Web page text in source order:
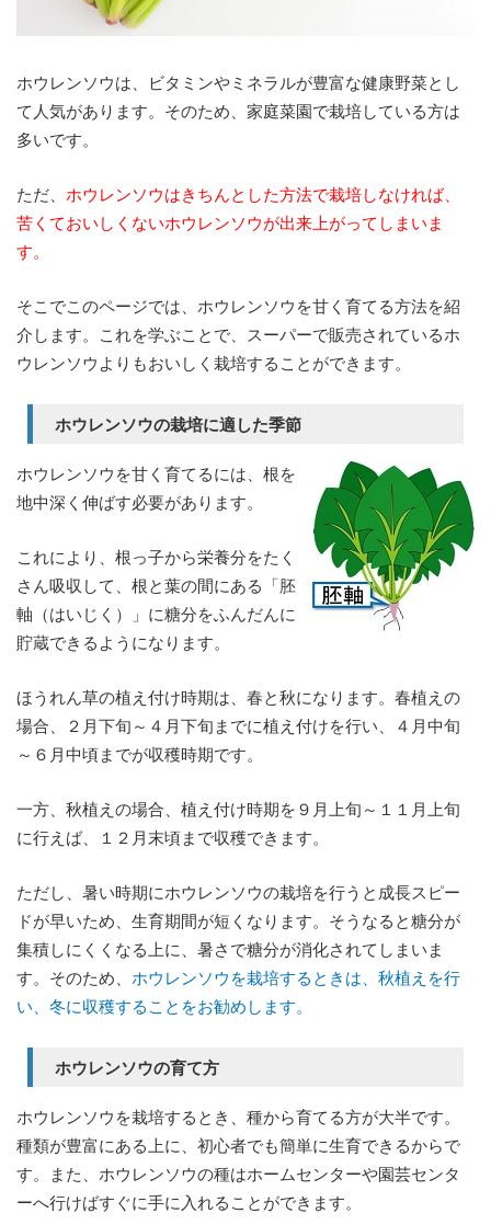
ホウレンソウは、ビタミンやミネラルが豊富な健康野菜とし
て人気があります。そのため、家庭菜園で栽培している方は
多いです。
ただ、 ホウレンソウはきちんとした方法で栽培しなければ、
苦くておいしくないホウレンソウが出来上がってしまいま
す。
そこでこのページでは、ホウレンソウを甘く育てる方法を紹
介します。これを学ぶことで、スーパーで販売されているホ
ウレンソウよりもおいしく栽培することができます。
ホウレンソウの栽培に適した季節
ホウレンソウを甘く育てるには、根を
地中深く伸ばす必要があります。
これにより、根っ子から栄養分をたく
さん吸収して、根と葉の間にある「胚
軸（はいじく）」に糖分をふんだんに
貯蔵できるようになります。
ほうれん草の植え付け時期は、春と秋になります。春植えの
場合、２月下旬～４月下旬までに植え付けを行い、４月中旬
～６月中頃までが収穫時期です。
一方、秋植えの場合、植え付け時期を９月上旬～１１月上旬
に行えば、１２月末頃まで収穫できます。
ただし、暑い時期にホウレンソウの栽培を行うと成長スピー
ドが早いため、生育期間が短くなります。そうなると糖分が
集積しにくくなる上に、暑さで糖分が消化されてしまいま
す。そのため、 ホウレンソウを栽培するときは、秋植えを行
い、冬に収穫することをお勧めします。
ホウレンソウの育て方
ホウレンソウを栽培するとき、種から育てる方が大半です。
種類が豊富にある上に、初心者でも簡単に生育できるからで
す。また、ホウレンソウの種はホームセンターや園芸センタ
ーへ行けばすぐに手に入れることができます。